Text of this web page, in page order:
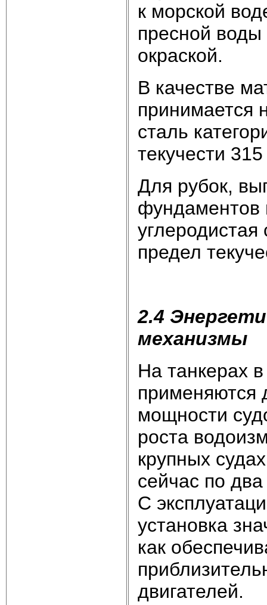
к морской
пресной
окраской.
В качестве
принимается
сталь
текучести
Для рубок,
фундаментов
предел
2.4
механизмы
На танкерах
применяются
мощности
роста
крупных
сейчас по
С
установка
как
двигателей.